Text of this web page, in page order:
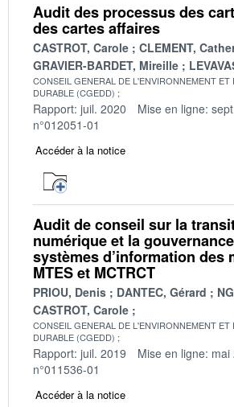
Audit des processus des
des cartes affaires
CASTROT, Carole
CLEMENT,
GRAVIER-BARDET, Mireille
CONSEIL GENERAL DE L'ENVIRONNEMENT ET
DURABLE (CGEDD)
Rapport: juil. 2020 Mise en ligne:
n°012051-01
Accéder à la notice
Audit de conseil sur la
numérique et la
systèmes d’information des
MTES et MCTRCT
PRIOU, Denis DANTEC, Gérard
CASTROT, Carole
CONSEIL GENERAL DE L'ENVIRONNEMENT ET
DURABLE (CGEDD)
Rapport: juil. 2019 Mise en ligne: mai
n°011536-01
Accéder à la notice